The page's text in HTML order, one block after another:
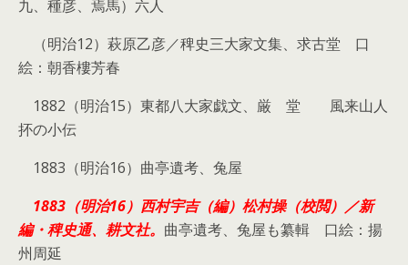
九、種彦、焉馬）六人
（明治12）萩原乙彦／稗史三大家文集、求古堂 口
絵：朝香樓芳春
1882（明治15）東都八大家戯文、厳ゝ堂 風来山人
抔の小伝
1883（明治16）曲亭遺考、兔屋
1883（明治16）西村宇吉（編）松村操（校閲）／新
編・稗史通、耕文社。 曲亭遺考、兔屋も纂輯 口絵：揚
州周延